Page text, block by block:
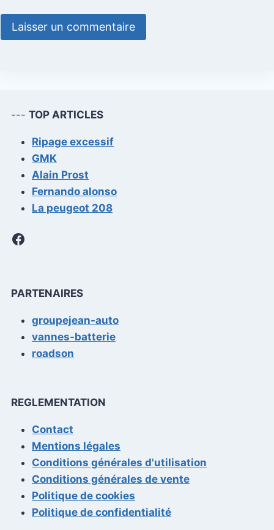
--- TOP ARTICLES
Ripage excessif
GMK
Alain Prost
Fernando alonso
La peugeot 208
Facebook
PARTENAIRES
groupejean-auto
vannes-batterie
roadson
REGLEMENTATION
Contact
Mentions légales
Conditions générales d'utilisation
Conditions générales de vente
Politique de cookies
Politique de confidentialité